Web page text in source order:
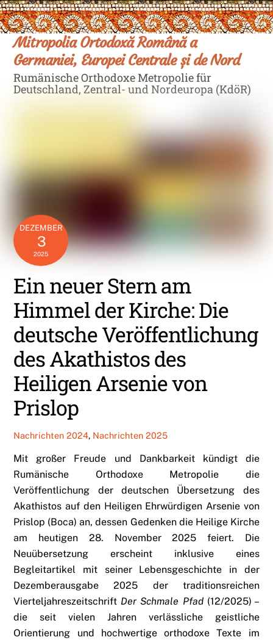
Skip
to
content
Mitropolia Ortodoxă Română a
Germaniei, Europei Centrale și de Nord
Rumänische Orthodoxe Metropolie für
Deutschland, Zentral- und Nordeuropa (KdöR)
DEZEMBER
3
2025
Ein neuer Stern am
Himmel der Kirche: Die
deutsche Veröffentlichung
des Akathistos des
Heiligen Arsenie von
Prislop
Nachrichten 2024, Nachrichten 2025
Mit großer Freude und Dankbarkeit kündigt die
Rumänische Orthodoxe Metropolie die
Veröffentlichung der deutschen Übersetzung des
Akathistos auf den Heiligen Ehrwürdigen Arsenie von
Prislop (Boca) an, dessen Gedenken die Heilige Kirche
am heutigen 28. November 2025 feiert. Die
Neuübersetzung erscheint inklusive eines
Begleitartikel mit seiner Lebensgeschichte in der
Dezemberausgabe 2025 der traditionsreichen
Vierteljahreszeitschrift Der Schmale Pfad(12/2025) –
die seit vielen Jahren verlässliche geistliche
Orientierung und hochwertige orthodoxe Texte im